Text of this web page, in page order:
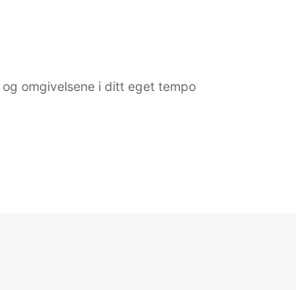
omgivelsene i ditt eget tempo